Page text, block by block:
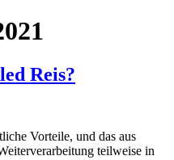
Reis?
Vorteile, und das aus
teilweise in